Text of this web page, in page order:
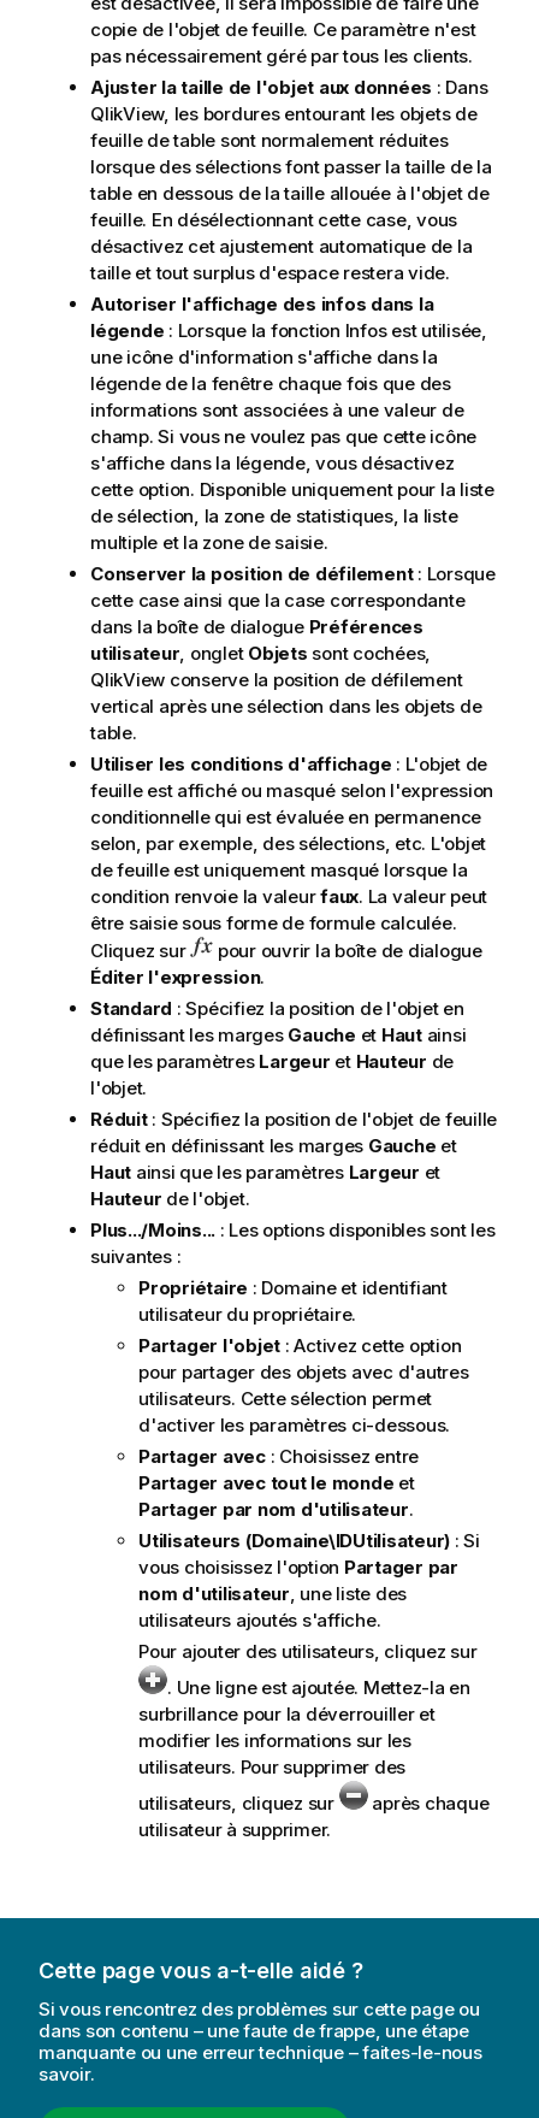
copie de l'objet de feuille. Ce paramètre n'est
pas nécessairement géré par tous les clients.
Ajuster la taille de l'objet aux données : Dans
QlikView, les bordures entourant les objets de
feuille de table sont normalement réduites
lorsque des sélections font passer la taille de la
table en dessous de la taille allouée à l'objet de
feuille. En désélectionnant cette case, vous
désactivez cet ajustement automatique de la
taille et tout surplus d'espace restera vide.
Autoriser l'affichage des infos dans la
légende : Lorsque la fonction Infos est utilisée,
une icône d'information s'affiche dans la
légende de la fenêtre chaque fois que des
informations sont associées à une valeur de
champ. Si vous ne voulez pas que cette icône
s'affiche dans la légende, vous désactivez
cette option. Disponible uniquement pour la liste
de sélection, la zone de statistiques, la liste
multiple et la zone de saisie.
Conserver la position de défilement: Lorsque
cette case ainsi que la case correspondante
dans la boîte de dialogue Préférences
utilisateur , onglet Objets sont cochées,
QlikView conserve la position de défilement
vertical après une sélection dans les objets de
table.
Utiliser les conditions d'affichage : L'objet de
feuille est affiché ou masqué selon l'expression
conditionnelle qui est évaluée en permanence
selon, par exemple, des sélections, etc. L'objet
de feuille est uniquement masqué lorsque la
condition renvoie la valeurfaux. La valeur peut
être saisie sous forme de formule calculée.
Cliquez sur
pour ouvrir la boîte de dialogue
Éditer l'expression.
Standard : Spécifiez la position de l'objet en
définissant les marges Gauche et Hautainsi
que les paramètres Largeur et Hauteur de
l'objet.
Réduit: Spécifiez la position de l'objet de feuille
réduit en définissant les marges Gauche et
Haut ainsi que les paramètres Largeur et
Hauteur de l'objet.
Plus.../Moins... : Les options disponibles sont les
suivantes :
Propriétaire : Domaine et identifiant
utilisateur du propriétaire.
Partager l'objet : Activez cette option
pour partager des objets avec d'autres
utilisateurs. Cette sélection permet
d'activer les paramètres ci-dessous.
Partager avec: Choisissez entre
Partager avec tout le monde et
Partager par nom d'utilisateur.
Utilisateurs (Domaine\IDUtilisateur) : Si
vous choisissez l'option Partager par
nom d'utilisateur , une liste des
utilisateurs ajoutés s'affiche.
Pour ajouter des utilisateurs, cliquez sur
. Une ligne est ajoutée. Mettez-la en
surbrillance pour la déverrouiller et
modifier les informations sur les
utilisateurs. Pour supprimer des
utilisateurs, cliquez sur
après chaque
utilisateur à supprimer.
Cette page vous a-t-elle aidé ?
Si vous rencontrez des problèmes sur cette page ou
dans son contenu – une faute de frappe, une étape
manquante ou une erreur technique – faites-le-nous
savoir.